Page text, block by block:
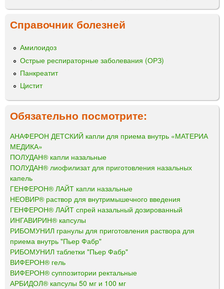
Справочник болезней
Амилоидоз
Острые респираторные заболевания (ОРЗ)
Панкреатит
Цистит
Обязательно посмотрите:
АНАФЕРОН ДЕТСКИЙ капли для приема внутрь «МАТЕРИА
МЕДИКА»
ПОЛУДАН® капли назальные
ПОЛУДАН® лиофилизат для приготовления назальных
капель
ГЕНФЕРОН® ЛАЙТ капли назальные
НЕОВИР® раствор для внутримышечного введения
ГЕНФЕРОН® ЛАЙТ спрей назальный дозированный
ИНГАВИРИН® капсулы
РИБОМУНИЛ гранулы для приготовления раствора для
приема внутрь "Пьер Фабр"
РИБОМУНИЛ таблетки "Пьер Фабр"
ВИФЕРОН® гель
ВИФЕРОН® суппозитории ректальные
АРБИДОЛ® капсулы 50 мг и 100 мг